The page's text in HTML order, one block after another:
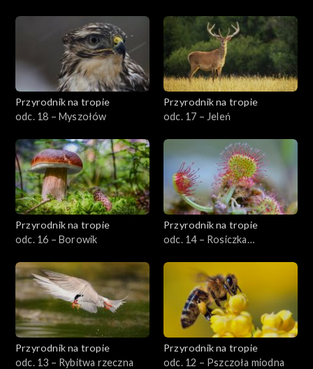
Przyrodnik na tropie
odc. 18 – Myszołów
Przyrodnik na tropie
odc. 17 – Jeleń
Przyrodnik na tropie
odc. 16 – Borowik
Przyrodnik na tropie
odc. 14 – Rosiczka
Przyrodnik na tropie
odc. 13 – Rybitwa rzeczna
Przyrodnik na tropie
odc. 12 – Pszczoła miodna